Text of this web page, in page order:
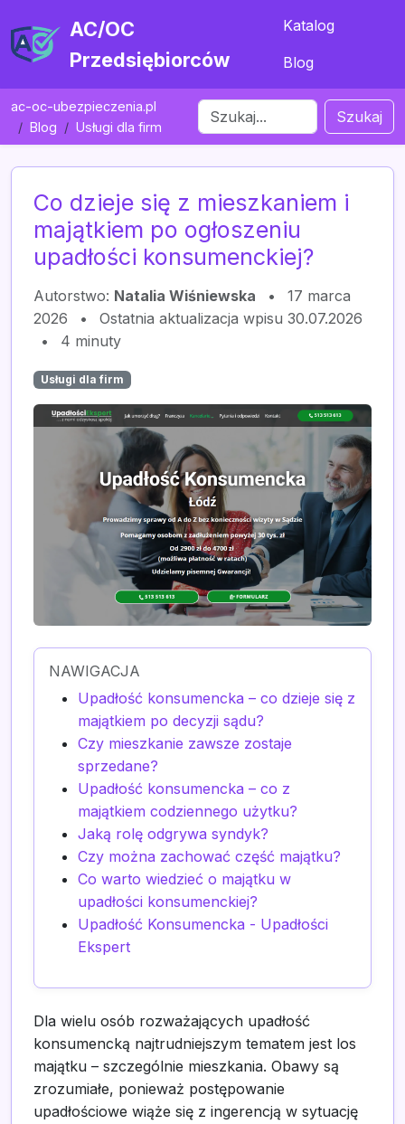
AC/OC
Przedsiębiorców
Katalog
Blog
ac-oc-ubezpieczenia.pl
Blog
Usługi dla firm
Szukaj
Co dzieje się z mieszkaniem i
majątkiem po ogłoszeniu
upadłości konsumenckiej?
Autorstwo: Natalia Wiśniewska •
17 marca
2026
•
Ostatnia aktualizacja wpisu 30.07.2026
•
4 minuty
Usługi dla firm
NAWIGACJA
Upadłość konsumencka – co dzieje się z
majątkiem po decyzji sądu?
Czy mieszkanie zawsze zostaje
sprzedane?
Upadłość konsumencka – co z
majątkiem codziennego użytku?
Jaką rolę odgrywa syndyk?
Czy można zachować część majątku?
Co warto wiedzieć o majątku w
upadłości konsumenckiej?
Upadłość Konsumencka - Upadłości
Ekspert
Dla wielu osób rozważających upadłość
konsumencką najtrudniejszym tematem jest los
majątku – szczególnie mieszkania. Obawy są
zrozumiałe, ponieważ postępowanie
upadłościowe wiąże się z ingerencją w sytuację